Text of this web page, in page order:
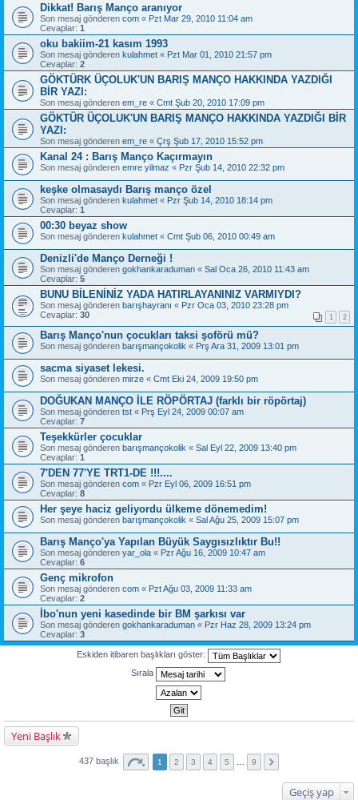
Dikkat! Barış Manço aranıyor
Son mesaj gönderen com « Pzt Mar 29, 2010 11:04 am
Cevaplar: 1
oku bakiim-21 kasım 1993
Son mesaj gönderen kulahmet « Pzt Mar 01, 2010 21:57 pm
Cevaplar: 2
GÖKTÜRK ÜÇOLUK'UN BARIŞ MANÇO HAKKINDA YAZDIĞI
BİR YAZI:
Son mesaj gönderen em_re « Cmt Şub 20, 2010 17:09 pm
GÖKTÜR ÜÇOLUK'UN BARIŞ MANÇO HAKKINDA YAZDIĞI BİR
YAZI:
Son mesaj gönderen em_re « Çrş Şub 17, 2010 15:52 pm
Kanal 24 : Barış Manço Kaçırmayın
Son mesaj gönderen emre yilmaz « Pzr Şub 14, 2010 22:32 pm
keşke olmasaydı Barış manço özel
Son mesaj gönderen kulahmet « Pzr Şub 14, 2010 18:14 pm
Cevaplar: 1
00:30 beyaz show
Son mesaj gönderen kulahmet « Cmt Şub 06, 2010 00:49 am
Denizli'de Manço Derneği !
Son mesaj gönderen gokhankaraduman « Sal Oca 26, 2010 11:43 am
Cevaplar: 5
BUNU BİLENİNİZ YADA HATIRLAYANINIZ VARMIYDI?
Son mesaj gönderen barışhayranı « Pzr Oca 03, 2010 23:28 pm
Cevaplar: 30 1 2
Barış Manço'nun çocukları taksi şoförü mü?
Son mesaj gönderen barışmançokolik « Prş Ara 31, 2009 13:01 pm
sacma siyaset lekesi.
Son mesaj gönderen mirze « Cmt Eki 24, 2009 19:50 pm
DOĞUKAN MANÇO İLE RÖPÖRTAJ (farklı bir röpörtaj)
Son mesaj gönderen tst « Prş Eyl 24, 2009 00:07 am
Cevaplar: 7
Teşekkürler çocuklar
Son mesaj gönderen barışmançokolik « Sal Eyl 22, 2009 13:40 pm
Cevaplar: 1
7'DEN 77'YE TRT1-DE !!!....
Son mesaj gönderen com « Pzr Eyl 06, 2009 16:51 pm
Cevaplar: 8
Her şeye haciz geliyordu ülkeme dönemedim!
Son mesaj gönderen barışmançokolik « Sal Ağu 25, 2009 15:07 pm
Barış Manço'ya Yapılan Büyük Saygısızlıktır Bu!!
Son mesaj gönderen yar_ola « Pzr Ağu 16, 2009 10:47 am
Cevaplar: 6
Genç mikrofon
Son mesaj gönderen com « Pzt Ağu 03, 2009 11:33 am
Cevaplar: 2
İbo'nun yeni kasedinde bir BM şarkısı var
Son mesaj gönderen gokhankaraduman « Pzr Haz 28, 2009 13:24 pm
Cevaplar: 3
Eskiden itibaren başlıkları göster:
Sırala
Yeni Başlık
437 başlık 1 2 3 4 5 9
Geçiş yap